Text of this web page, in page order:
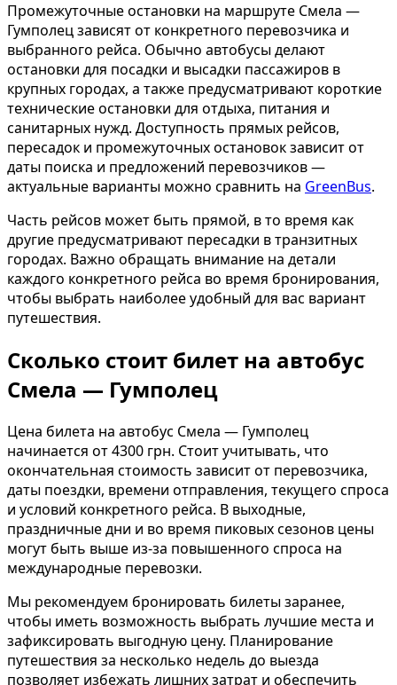
Промежуточные остановки на маршруте Смела —
Гумполец зависят от конкретного перевозчика и
выбранного рейса. Обычно автобусы делают
остановки для посадки и высадки пассажиров в
крупных городах, а также предусматривают короткие
технические остановки для отдыха, питания и
санитарных нужд. Доступность прямых рейсов,
пересадок и промежуточных остановок зависит от
даты поиска и предложений перевозчиков —
актуальные варианты можно сравнить на GreenBus.
Часть рейсов может быть прямой, в то время как
другие предусматривают пересадки в транзитных
городах. Важно обращать внимание на детали
каждого конкретного рейса во время бронирования,
чтобы выбрать наиболее удобный для вас вариант
путешествия.
Сколько стоит билет на автобус
Смела — Гумполец
Цена билета на автобус Смела — Гумполец
начинается от 4300 грн. Стоит учитывать, что
окончательная стоимость зависит от перевозчика,
даты поездки, времени отправления, текущего спроса
и условий конкретного рейса. В выходные,
праздничные дни и во время пиковых сезонов цены
могут быть выше из-за повышенного спроса на
международные перевозки.
Мы рекомендуем бронировать билеты заранее,
чтобы иметь возможность выбрать лучшие места и
зафиксировать выгодную цену. Планирование
путешествия за несколько недель до выезда
позволяет избежать лишних затрат и обеспечить